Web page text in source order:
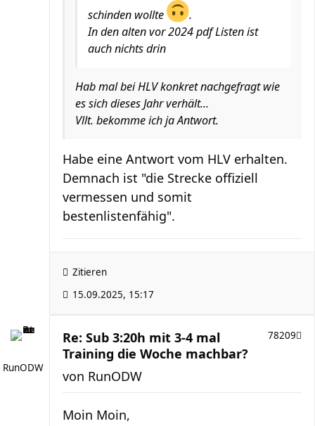
schinden wollte
.
In den alten vor 2024 pdf Listen ist
auch nichts drin
Hab mal bei HLV konkret nachgefragt wie
es sich dieses Jahr verhält...
Vllt. bekomme ich ja Antwort.
Habe eine Antwort vom HLV erhalten.
Demnach ist "die Strecke offiziell
vermessen und somit
bestenlistenfähig".
Zitieren
15.09.2025, 15:17
RunODW
Re: Sub 3:20h mit 3-4 mal
Training die Woche machbar?
78209
von RunODW
Moin Moin,